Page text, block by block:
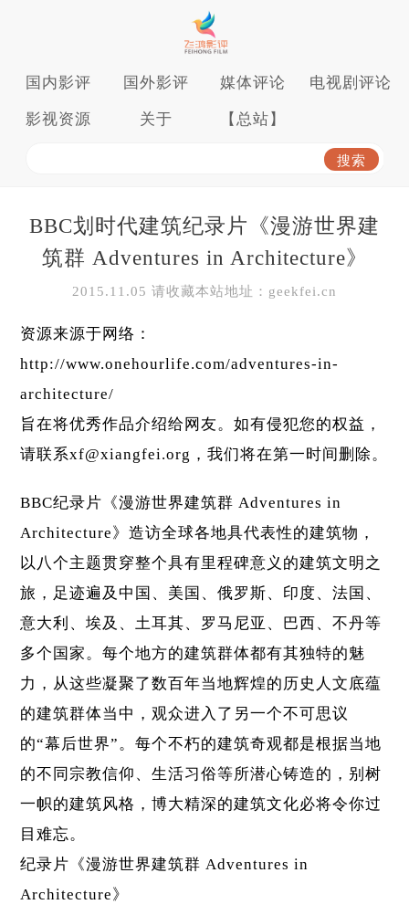
国内影评 国外影评 媒体评论 电视剧评论
影视资源 关于 【总站】
BBC划时代建筑纪录片《漫游世界建
筑群 Adventures in Architecture》
2015.11.05 请收藏本站地址：geekfei.cn
资源来源于网络：
http://www.onehourlife.com/adventures-in-
architecture/
旨在将优秀作品介绍给网友。如有侵犯您的权益，
请联系xf@xiangfei.org，我们将在第一时间删除。
BBC纪录片《漫游世界建筑群 Adventures in
Architecture》造访全球各地具代表性的建筑物，
以八个主题贯穿整个具有里程碑意义的建筑文明之
旅，足迹遍及中国、美国、俄罗斯、印度、法国、
意大利、埃及、土耳其、罗马尼亚、巴西、不丹等
多个国家。每个地方的建筑群体都有其独特的魅
力，从这些凝聚了数百年当地辉煌的历史人文底蕴
的建筑群体当中，观众进入了另一个不可思议
的“幕后世界”。每个不朽的建筑奇观都是根据当地
的不同宗教信仰、生活习俗等所潜心铸造的，别树
一帜的建筑风格，博大精深的建筑文化必将令你过
目难忘。
纪录片《漫游世界建筑群 Adventures in
Architecture》